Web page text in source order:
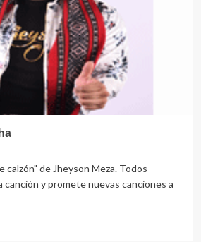
calzón" de Jheyson Meza. Todos
canción y promete nuevas canciones a